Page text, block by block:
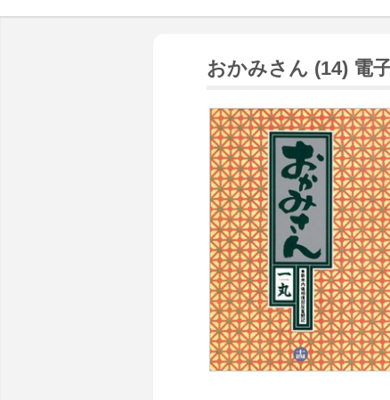
おかみさん (14) 電